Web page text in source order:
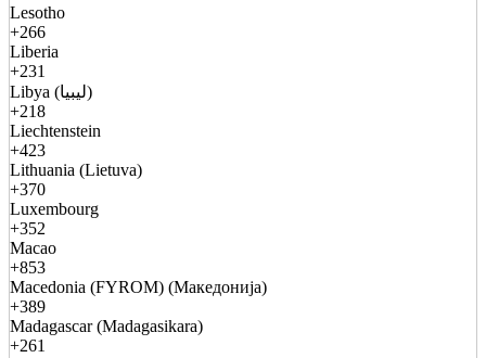
Lesotho
+266
Liberia
+231
Libya (ليبيا)
+218
Liechtenstein
+423
Lithuania (Lietuva)
+370
Luxembourg
+352
Macao
+853
Macedonia (FYROM) (Македонија)
+389
Madagascar (Madagasikara)
+261